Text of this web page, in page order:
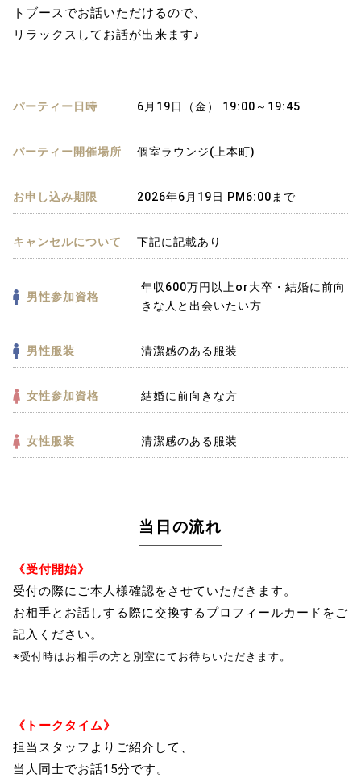
トブースでお話いただけるので、
リラックスしてお話が出来ます♪
パーティー日時 6月19日（金） 19:00～19:45
パーティー開催場所 個室ラウンジ(上本町)
お申し込み期限 2026年6月19日 PM6:00まで
キャンセルについて 下記に記載あり
男性参加資格
年収600万円以上or大卒・結婚に前向
きな人と出会いたい方
男性服装 清潔感のある服装
女性参加資格 結婚に前向きな方
女性服装 清潔感のある服装
当日の流れ
《受付開始》
受付の際にご本人様確認をさせていただきます。
お相手とお話しする際に交換するプロフィールカードをご
記入ください。
※受付時はお相手の方と別室にてお待ちいただきます。
《トークタイム》
担当スタッフよりご紹介して、
当人同士でお話15分です。